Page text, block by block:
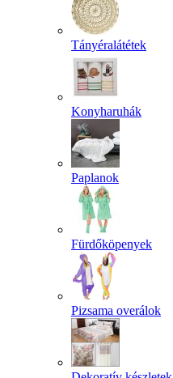
Tányéralátétek
Konyharuhák
Paplanok
Fürdőköpenyek
Pizsama overálok